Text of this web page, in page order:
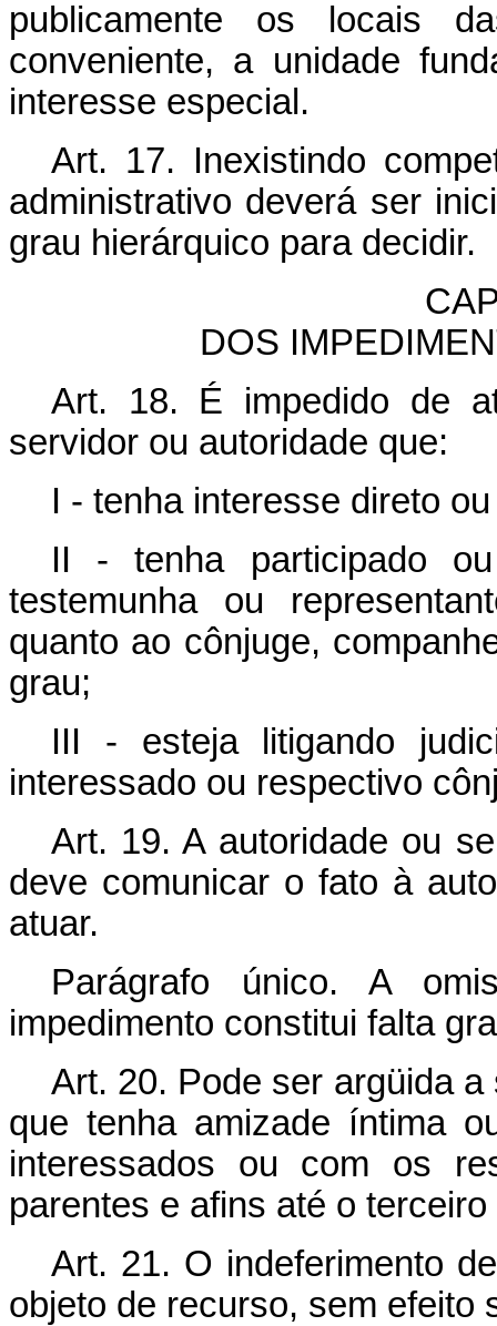
publicamente os locais
conveniente, a unidade
interesse especial.
Art. 17. Inexistindo
administrativo deverá ser
grau hierárquico para decidir.
DOS
Art. 18. É impedido de
servidor ou autoridade que:
I - tenha interesse direto
II - tenha participado
testemunha ou
quanto ao cônjuge,
grau;
III - esteja litigando
interessado ou respectivo
Art. 19. A autoridade ou
deve comunicar o fato à
atuar.
Parágrafo único. A
impedimento constitui falta
Art. 20. Pode ser argüida
que tenha amizade íntima
interessados ou com os
parentes e afins até o terceiro
Art. 21. O indeferimento
objeto de recurso, sem efeito